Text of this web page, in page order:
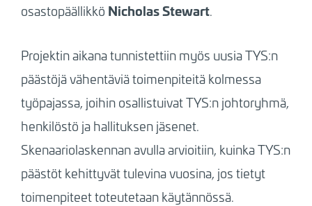
osastopäällikkö Nicholas Stewart.
Projektin aikana tunnistettiin myös uusia TYS:n
päästöjä vähentäviä toimenpiteitä kolmessa
työpajassa, joihin osallistuivat TYS:n johtoryhmä,
henkilöstö ja hallituksen jäsenet.
Skenaariolaskennan avulla arvioitiin, kuinka TYS:n
päästöt kehittyvät tulevina vuosina, jos tietyt
toimenpiteet toteutetaan käytännössä.